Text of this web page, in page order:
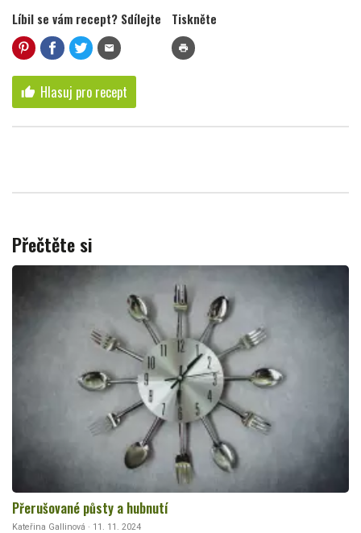
Líbil se vám recept? Sdílejte
mail
Tiskněte
print
thumb_up Hlasuj pro recept
Přečtěte si
Přerušované půsty a hubnutí
Kateřina Gallinová · 11. 11. 2024